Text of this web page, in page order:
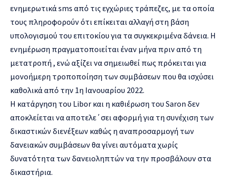
ενημερωτικά sms από τις εγχώριες τράπεζες, με τα οποία
τους πληροφορούν ότι επίκειται αλλαγή στη βάση
υπολογισμού του επιτοκίου για τα συγκεκριμένα δάνεια. Η
ενημέρωση πραγματοποιείται έναν μήνα πριν από τη
μετατροπή , ενώ αξίζει να σημειωθεί πως πρόκειται για
μονοήμερη τροποποίηση των συμβάσεων που θα ισχύσει
καθολικά από την 1η Ιανουαρίου 2022.
Η κατάργηση του Libor και η καθιέρωση του Saron δεν
αποκλείεται να αποτελε΄σει αφορμή για τη συνέχιση των
δικαστικών διενέξεων καθώς η αναπροσαρμογή των
δανειακών συμβάσεων θα γίνει αυτόματα χωρίς
δυνατότητα των δανειοληπτών να την προσβάλουν στα
δικαστήρια.